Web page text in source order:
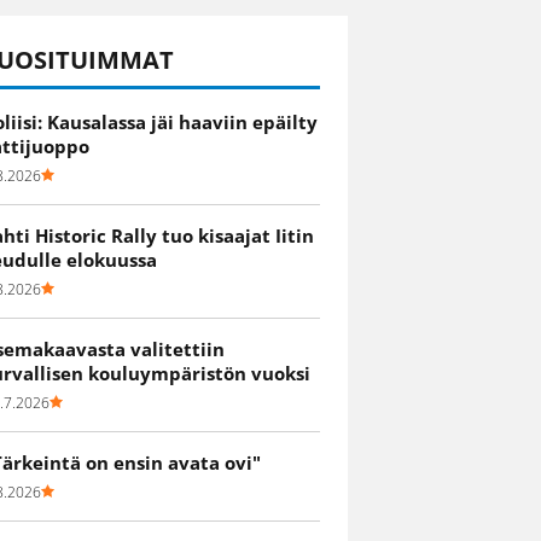
Kausalassa jäi haaviin epäilty
Historic Rally tuo kisaajat Iitin
elokuussa
valitettiin
kouluympäristön vuoksi
on ensin avata ovi"